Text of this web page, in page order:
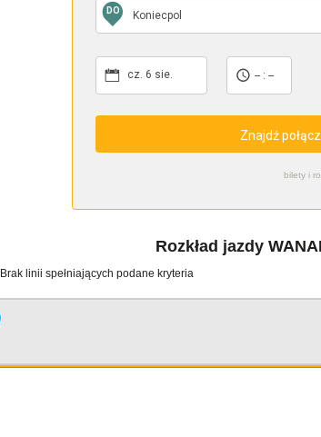
bilety i
DO
cz. 6 sie. -- : --
Znajdź
Rozkład jazdy
Brak linii spełniających podane kryteria